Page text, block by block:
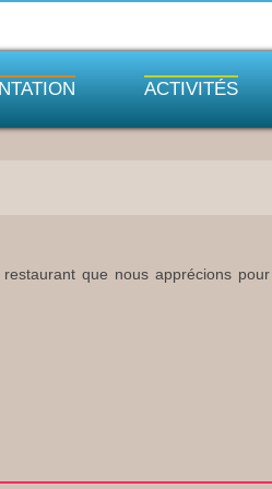
ACTIVITÉS
que nous apprécions